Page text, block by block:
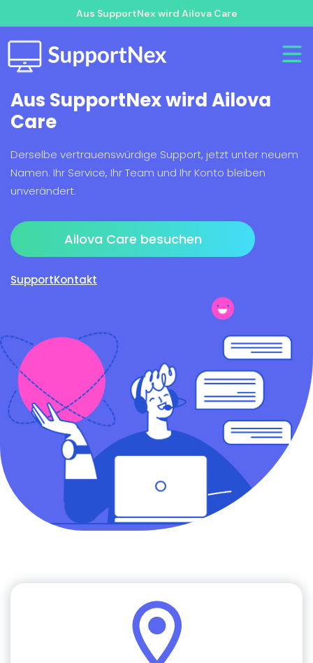
Aus SupportNex wird Ailova Care
Aus SupportNex wird Ailova
Care
Derselbe vertrauenswürdige Support, jetzt unter neuem
Namen. Ihr Service, Ihr Team und Ihr Konto bleiben
unverändert.
Ailova Care besuchen
SupportKontakt